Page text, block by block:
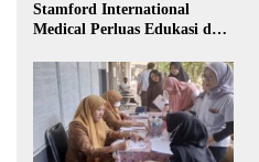
Stamford International
Medical Perluas Edukasi dan